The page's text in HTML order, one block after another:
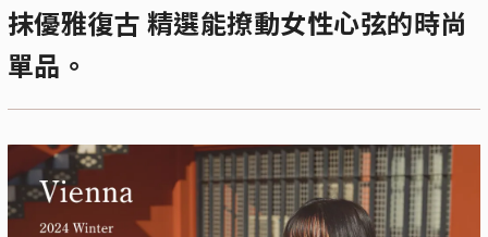
抹優雅復古 精選能撩動女性心弦的時尚
單品。